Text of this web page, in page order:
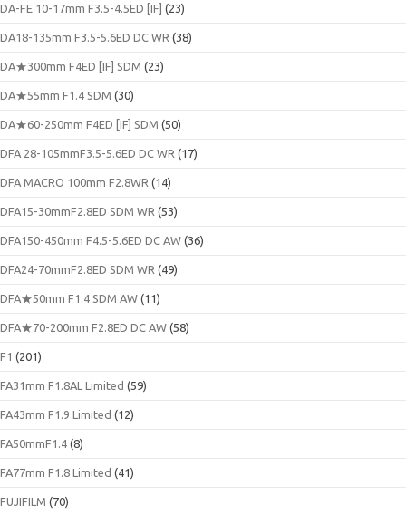
DA-FE 10-17mm F3.5-4.5ED [IF] (23)
DA18-135mm F3.5-5.6ED DC WR (38)
DA★300mm F4ED [IF] SDM (23)
DA★55mm F1.4 SDM (30)
DA★60-250mm F4ED [IF] SDM (50)
DFA 28-105mmF3.5-5.6ED DC WR (17)
DFA MACRO 100mm F2.8WR (14)
DFA15-30mmF2.8ED SDM WR (53)
DFA150-450mm F4.5-5.6ED DC AW (36)
DFA24-70mmF2.8ED SDM WR (49)
DFA★50mm F1.4 SDM AW (11)
DFA★70-200mm F2.8ED DC AW (58)
F1 (201)
FA31mm F1.8AL Limited (59)
FA43mm F1.9 Limited (12)
FA50mmF1.4 (8)
FA77mm F1.8 Limited (41)
FUJIFILM (70)